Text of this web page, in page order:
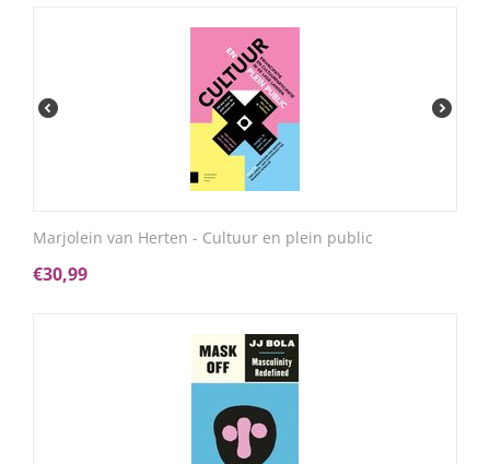
Marjolein van Herten - Cultuur en plein public
€30,99